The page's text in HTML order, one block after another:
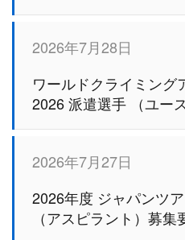
2026年7月28日
ワールドクライミング
2026 派遣選手 （ユー
2026年7月27日
2026年度 ジャパンツ
（アスピラント）募集